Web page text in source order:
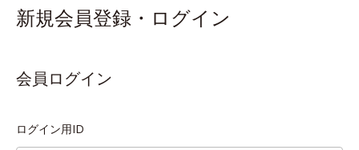
新規会員登録・ログイン
会員ログイン
ログイン用ID